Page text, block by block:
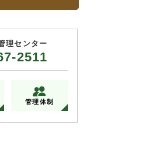
理センター
2511
管理体制